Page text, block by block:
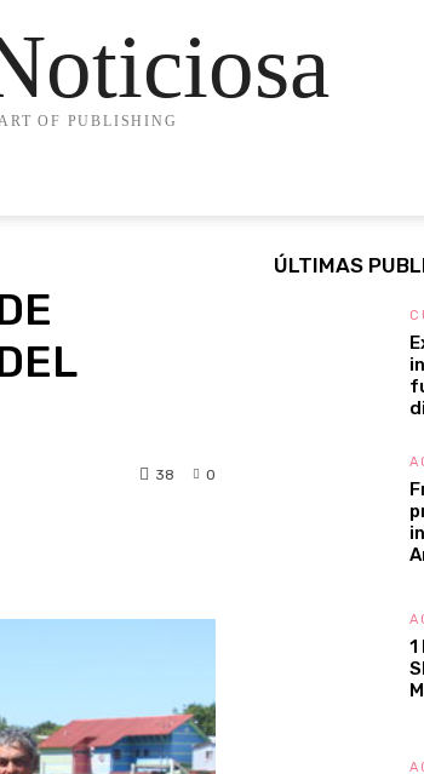
OF PUBLISHING
0
38
ÚLTIMAS
1